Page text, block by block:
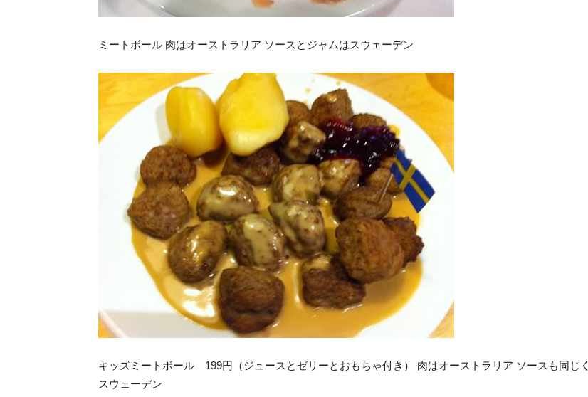
ミートボール 肉はオーストラリア ソースとジャムはスウェーデン
キッズミートボール 199円（ジュースとゼリーとおもちゃ付き） 肉はオーストラリア ソースも同じく
スウェーデン